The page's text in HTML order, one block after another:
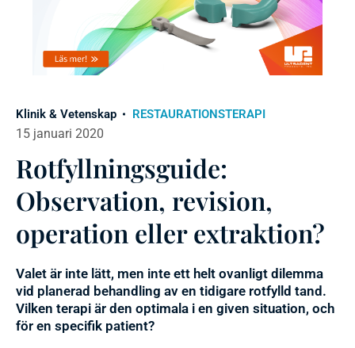
Klinik & Vetenskap RESTAURATIONSTERAPI
15 januari 2020
Rotfyllningsguide:
Observation, revision,
operation eller extraktion?
Valet är inte lätt, men inte ett helt ovanligt dilemma
vid planerad behandling av en tidigare rotfylld tand.
Vilken terapi är den optimala i en given situation, och
för en specifik patient?